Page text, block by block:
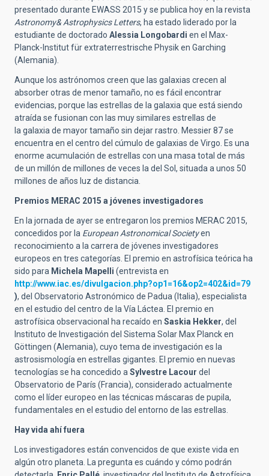
presentado durante EWASS 2015 y se publica hoy en la revista
Astronomy& Astrophysics Letters, ha estado liderado por la
estudiante de doctorado Alessia Longobardi en el Max-
Planck-Institut für extraterrestrische Physik en Garching
(Alemania).
Aunque los astrónomos creen que las galaxias crecen al
absorber otras de menor tamaño, no es fácil encontrar
evidencias, porque las estrellas de la galaxia que está siendo
atraída se fusionan con las muy similares estrellas de
la galaxia de mayor tamaño sin dejar rastro. Messier 87 se
encuentra en el centro del cúmulo de galaxias de Virgo. Es una
enorme acumulación de estrellas con una masa total de más
de un millón de millones de veces la del Sol, situada a unos 50
millones de años luz de distancia.
Premios MERAC 2015 a jóvenes investigadores
En la jornada de ayer se entregaron los premios MERAC 2015,
concedidos por la European Astronomical Societyen
reconocimiento a la carrera de jóvenes investigadores
europeos en tres categorías. El premio en astrofísica teórica ha
sido para Michela Mapelli (entrevista en
http://www.iac.es/divulgacion.php?op1=16&op2=402&id=79
), del Observatorio Astronómico de Padua (Italia), especialista
en el estudio del centro de la Vía Láctea. El premio en
astrofísica observacional ha recaído en Saskia Hekker, del
Instituto de Investigación del Sistema Solar Max Planck en
Göttingen (Alemania), cuyo tema de investigación es la
astrosismología en estrellas gigantes. El premio en nuevas
tecnologías se ha concedido a Sylvestre Lacour del
Observatorio de París (Francia), considerado actualmente
como el líder europeo en las técnicas máscaras de pupila,
fundamentales en el estudio del entorno de las estrellas.
Hay vida ahí fuera
Los investigadores están convencidos de que existe vida en
algún otro planeta. La pregunta es cuándo y cómo podrán